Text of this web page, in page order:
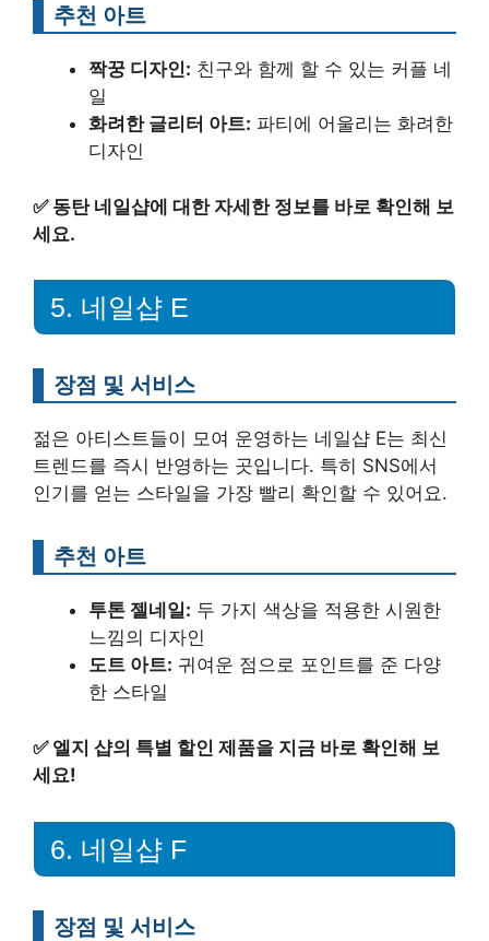
추천 아트
짝꿍 디자인: 친구와 함께 할 수 있는 커플 네
일
화려한 글리터 아트: 파티에 어울리는 화려한
디자인
✅ 동탄 네일샵에 대한 자세한 정보를 바로 확인해 보
세요.
5. 네일샵 E
장점 및 서비스
젊은 아티스트들이 모여 운영하는 네일샵 E는 최신
트렌드를 즉시 반영하는 곳입니다. 특히 SNS에서
인기를 얻는 스타일을 가장 빨리 확인할 수 있어요.
추천 아트
투톤 젤네일: 두 가지 색상을 적용한 시원한
느낌의 디자인
도트 아트: 귀여운 점으로 포인트를 준 다양
한 스타일
✅ 엘지 샵의 특별 할인 제품을 지금 바로 확인해 보
세요!
6. 네일샵 F
장점 및 서비스